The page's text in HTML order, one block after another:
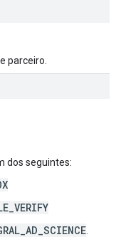
parceiro.
dos seguintes: